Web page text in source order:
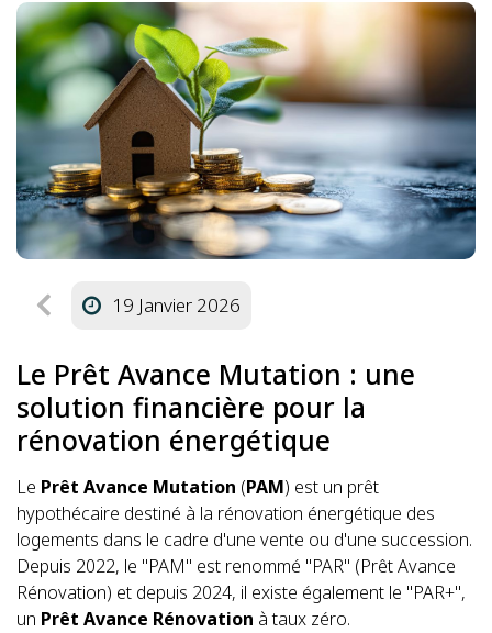
19 Janvier 2026
Le Prêt Avance Mutation : une
solution financière pour la
rénovation énergétique
Le Prêt Avance Mutation (PAM) est un prêt
hypothécaire destiné à la rénovation énergétique des
logements dans le cadre d'une vente ou d'une succession.
Depuis 2022, le "PAM" est renommé "PAR" (Prêt Avance
Rénovation) et depuis 2024, il existe également le "PAR+",
un Prêt Avance Rénovation à taux zéro.